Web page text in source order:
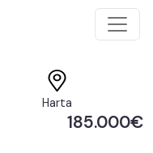
Harta
185.000€